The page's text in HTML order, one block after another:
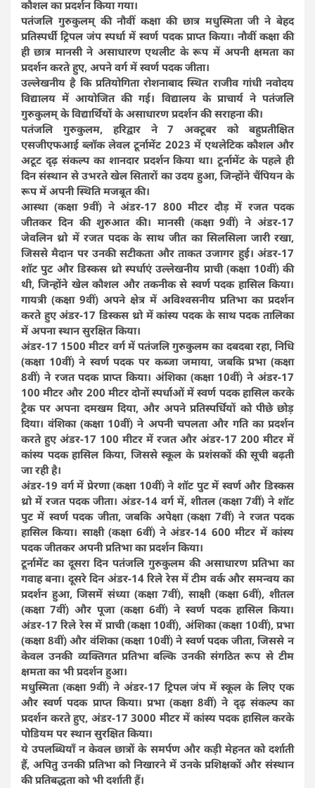
कौशल का प्रदर्शन किया गया।
पतंजलि गुरुकुलम् की नौवीं कक्षा की छात्र मधुस्मिता जी ने बेहद
प्रतिस्पर्धी ट्रिपल जंप स्पर्धा में स्वर्ण पदक प्राप्त किया। नौवीं कक्षा की
ही छात्र मानसी ने असाधारण एथलीट के रूप में अपनी क्षमता का
प्रदर्शन करते हुए, अपने वर्ग में स्वर्ण पदक जीता।
उल्लेखनीय है कि प्रतियोगिता रोशनाबाद स्थित राजीव गांधी नवोदय
विद्यालय में आयोजित की गई। विद्यालय के प्राचार्य ने पतंजलि
गुरुकुलम् के विद्यार्थियों के असाधारण प्रदर्शन की सराहना की।
पतंजलि गुरुकुलम, हरिद्वार ने 7 अक्टूबर को बहुप्रतीक्षित
एसजीएफआई ब्लॉक लेवल टूर्नामेंट 2023 में एथलेटिक कौशल और
अटूट दृढ़ संकल्प का शानदार प्रदर्शन किया था। टूर्नामेंट के पहले ही
दिन संस्थान से उभरते खेल सितारों का उदय हुआ, जिन्होंने चैंपियन के
रूप में अपनी स्थिति मजबूत की।
आस्था (कक्षा 9वीं) ने अंडर-17 800 मीटर दौड़ में रजत पदक
जीतकर दिन की शुरुआत की। मानसी (कक्षा 9वीं) ने अंडर-17
जेवलिन थ्रो में रजत पदक के साथ जीत का सिलसिला जारी रखा,
जिससे मैदान पर उनकी सटीकता और ताकत उजागर हुई। अंडर-17
शॉट पुट और डिस्कस थ्रो स्पर्धाएं उल्लेखनीय प्राची (कक्षा 10वीं) की
थी, जिन्होंने खेल कौशल और तकनीक से स्वर्ण पदक हासिल किया।
गायत्री (कक्षा 9वीं) अपने क्षेत्र में अविश्वसनीय प्रतिभा का प्रदर्शन
करते हुए अंडर-17 डिस्कस थ्रो में कांस्य पदक के साथ पदक तालिका
में अपना स्थान सुरक्षित किया।
अंडर-17 1500 मीटर वर्ग में पतंजलि गुरुकुलम का दबदबा रहा, निधि
(कक्षा 10वीं) ने स्वर्ण पदक पर कब्जा जमाया, जबकि प्रभा (कक्षा
8वीं) ने रजत पदक प्राप्त किया। अंशिका (कक्षा 10वीं) ने अंडर-17
100 मीटर और 200 मीटर दोनों स्पर्धाओं में स्वर्ण पदक हासिल करके
ट्रैक पर अपना दमखम दिया, और अपने प्रतिस्पर्धियों को पीछे छोड़
दिया। वंशिका (कक्षा 10वीं) ने अपनी चपलता और गति का प्रदर्शन
करते हुए अंडर-17 100 मीटर में रजत और अंडर-17 200 मीटर में
कांस्य पदक हासिल किया, जिससे स्कूल के प्रशंसकों की सूची बढ़ती
जा रही है।
अंडर-19 वर्ग में प्रेरणा (कक्षा 10वीं) ने शॉट पुट में स्वर्ण और डिस्कस
थ्रो में रजत पदक जीता। अंडर-14 वर्ग में, शीतल (कक्षा 7वीं) ने शॉट
पुट में स्वर्ण पदक जीता, जबकि अपेक्षा (कक्षा 7वीं) ने रजत पदक
हासिल किया। साक्षी (कक्षा 6वीं) ने अंडर-14 600 मीटर में कांस्य
पदक जीतकर अपनी प्रतिभा का प्रदर्शन किया।
टूर्नामेंट का दूसरा दिन पतंजलि गुरुकुलम की असाधारण प्रतिभा का
गवाह बना। दूसरे दिन अंडर-14 रिले रेस में टीम वर्क और समन्वय का
प्रदर्शन हुआ, जिसमें संध्या (कक्षा 7वीं), साक्षी (कक्षा 6वीं), शीतल
(कक्षा 7वीं) और पूजा (कक्षा 6वीं) ने स्वर्ण पदक हासिल किया।
अंडर-17 रिले रेस में प्राची (कक्षा 10वीं), अंशिका (कक्षा 10वीं), प्रभा
(कक्षा 8वीं) और वंशिका (कक्षा 10वीं) ने स्वर्ण पदक जीता, जिससे न
केवल उनकी व्यक्तिगत प्रतिभा बल्कि उनकी संगठित रूप से टीम
क्षमता का भी प्रदर्शन हुआ।
मधुस्मिता (कक्षा 9वीं) ने अंडर-17 ट्रिपल जंप में स्कूल के लिए एक
और स्वर्ण पदक प्राप्त किया। प्रभा (कक्षा 8वीं) ने दृढ़ संकल्प का
प्रदर्शन करते हुए, अंडर-17 3000 मीटर में कांस्य पदक हासिल करके
पोडियम पर स्थान सुरक्षित किया।
ये उपलब्धियाँ न केवल छात्रों के समर्पण और कड़ी मेहनत को दर्शाती
हैं, अपितु उनकी प्रतिभा को निखारने में उनके प्रशिक्षकों और संस्थान
की प्रतिबद्धता को भी दर्शाती हैं।